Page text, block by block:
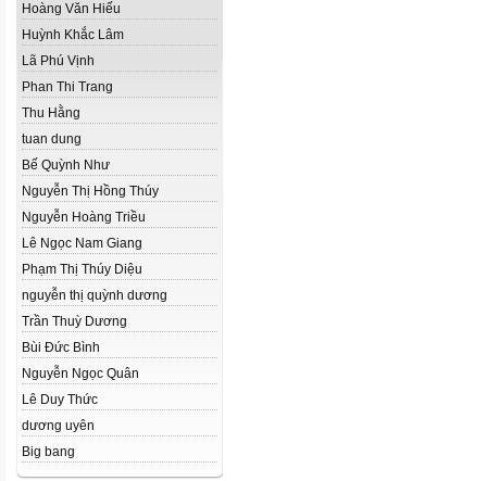
Hoàng Văn Hiếu
Huỳnh Khắc Lâm
Lã Phú Vịnh
Phan Thi Trang
Thu Hằng
tuan dung
Bế Quỳnh Như
Nguyễn Thị Hồng Thúy
Nguyễn Hoàng Triều
Lê Ngọc Nam Giang
Phạm Thị Thúy Diệu
nguyễn thị quỳnh dương
Trần Thuỳ Dương
Bùi Đức Bình
Nguyễn Ngọc Quân
Lê Duy Thức
dương uyên
Big bang